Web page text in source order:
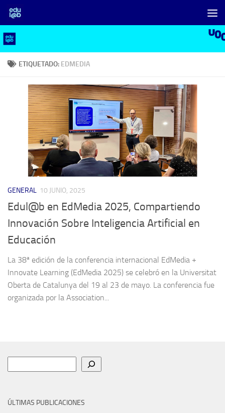
Saltar al contenido
ETIQUETADO: EDMEDIA
GENERAL 10 JUNIO, 2025
Edul@b en EdMedia 2025, Compartiendo
Innovación Sobre Inteligencia Artificial en
Educación
La 38ª edición de la conferencia internacional EdMedia +
Innovate Learning (EdMedia 2025) se celebró en la Universitat
Oberta de Catalunya del 19 al 23 de mayo. La conferencia fue
organizada por la Association...
ÚLTIMAS PUBLICACIONES